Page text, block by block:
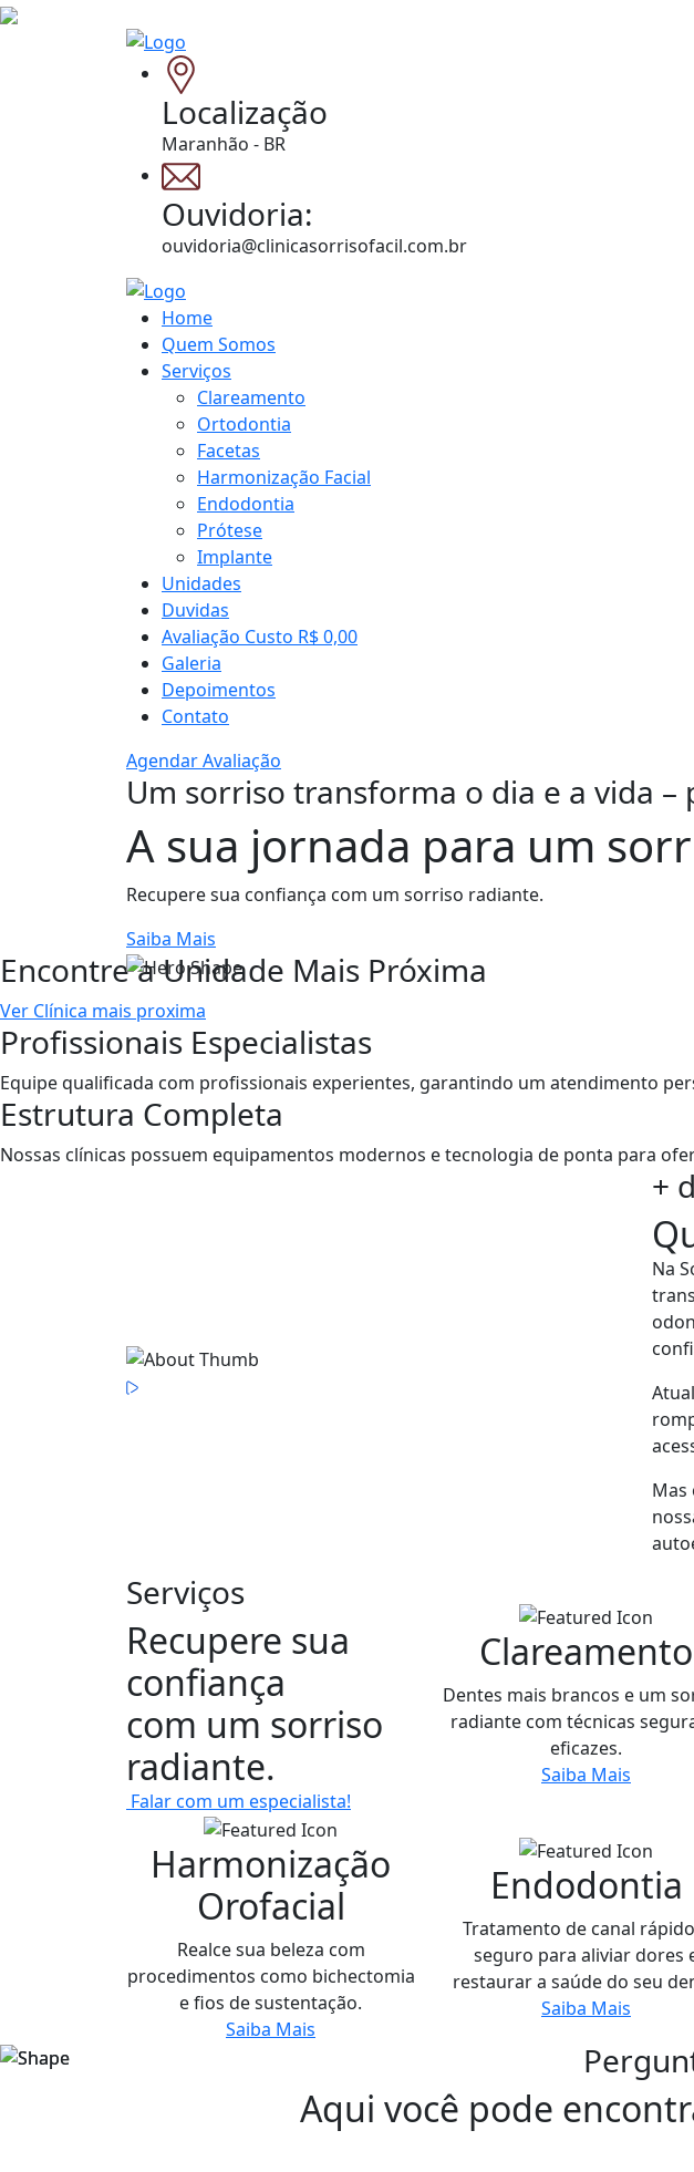
Localização
Maranhão - BR
Ouvidoria:
ouvidoria@clinicasorrisofacil.com.br
Home
Quem Somos
Serviços
Clareamento
Ortodontia
Facetas
Harmonização Facial
Endodontia
Prótese
Implante
Unidades
Duvidas
Avaliação Custo R$ 0,00
Galeria
Depoimentos
Contato
Agendar Avaliação
Um sorriso transforma o dia e a vida
A sua jornada para um
Recupere sua confiança com um sorriso radiante.
Saiba Mais
Encontre a Unidade Mais Próxima
Ver Clínica mais proxima
Profissionais Especialistas
Equipe qualificada com profissionais experientes, garantindo um atendimento
Estrutura Completa
Nossas clínicas possuem equipamentos modernos e tecnologia de ponta para
+
Na
Mas
Serviços
Recupere sua
confiança
com um sorriso
radiante.
Falar com um especialista!
Clareamento
Dentes mais brancos e um
radiante com técnicas
eficazes.
Saiba Mais
Harmonização
Orofacial
Realce sua beleza com
procedimentos como bichectomia
e fios de sustentação.
Saiba Mais
Endodontia
Tratamento de canal
seguro para aliviar dores
restaurar a saúde do seu
Saiba Mais
Aqui você pode